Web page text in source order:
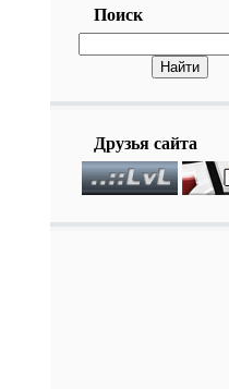
Поиск
Друзья сайта